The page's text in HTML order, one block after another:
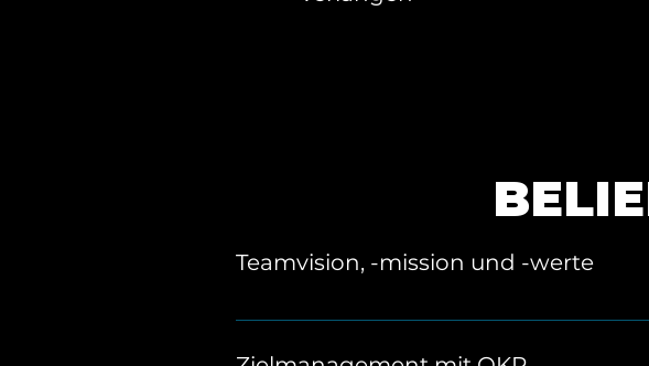
Teamvision, -mission und -werte
In diesem Workshop schärft ihr gemeinsam